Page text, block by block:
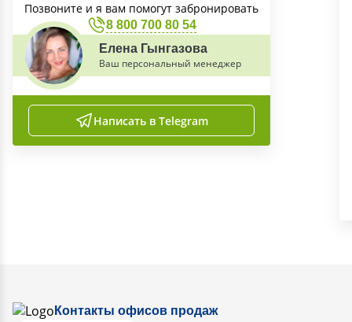
Позвоните и я вам помогут забронировать
8 800 700 80 54
Елена Гынгазова
Ваш персональный менеджер
Написать в Telegram
Контакты офисов продаж